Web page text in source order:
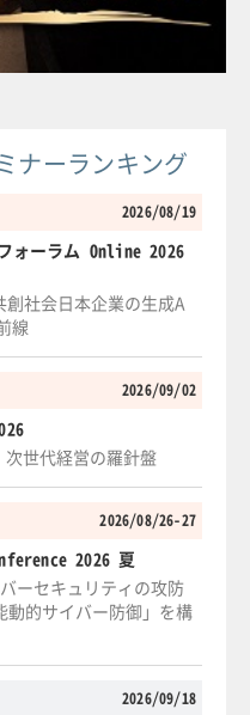
ナーランキング
2026/08/19
ォーラム Online 2026
社会日本企業の生成A
線
2026/09/02
次世代経営の羅針盤
2026/08/26-27
2026 夏
ーセキュリティの攻防
動的サイバー防御」を構
2026/09/18